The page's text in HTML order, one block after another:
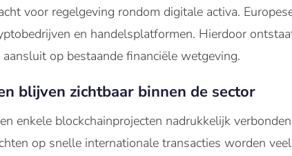
voor regelgeving rondom digitale activa.
en handelsplatformen. Hierdoor
op bestaande financiële wetgeving.
blijven zichtbaar binnen de sector
enkele blockchainprojecten nadrukkelijk
op snelle internationale transacties worden